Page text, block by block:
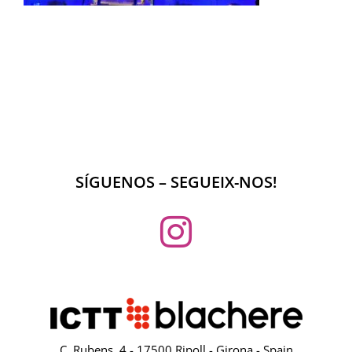
SÍGUENOS – SEGUEIX-NOS!